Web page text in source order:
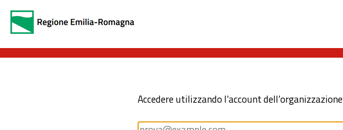
Accedere utilizzando l'account dell'organizzazione